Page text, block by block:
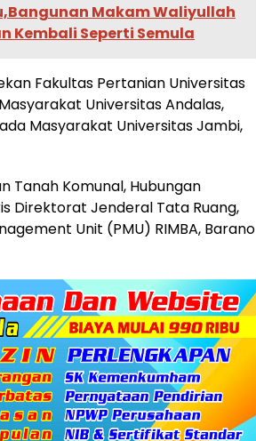
Makam Waliyullah
Kembali Seperti Semula
Fakultas Pertanian Universitas
Universitas Andalas,
Masyarakat Universitas Jambi,
Tanah Komunal, Hubungan
Direktorat Jenderal Tata Ruang,
Unit (PMU) RIMBA, Barano